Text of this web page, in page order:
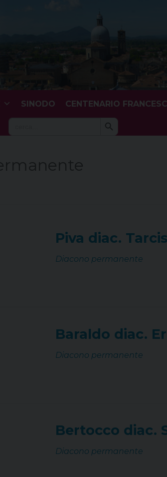
SINODO CENTENARIO
Search Search Button
Piva diac.
Diacono permanente
Baraldo diac.
Diacono permanente
Bertocco diac.
Diacono permanente